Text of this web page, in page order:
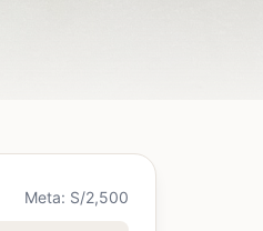
Meta: S/2,500